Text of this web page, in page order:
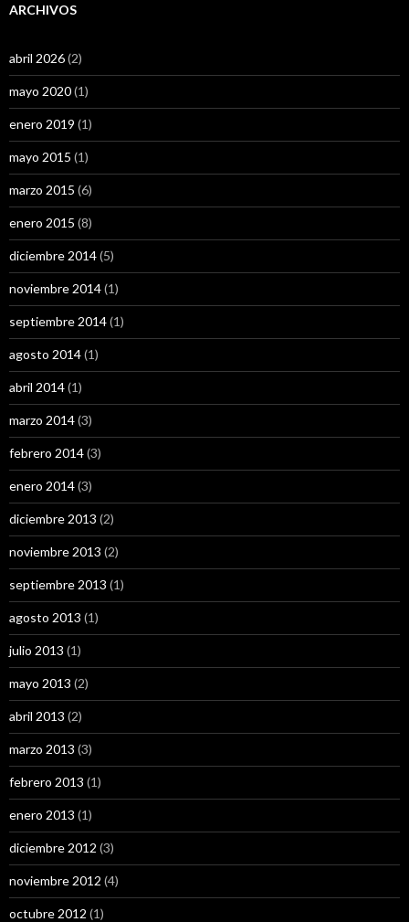
ARCHIVOS
abril 2026(2)
mayo 2020(1)
enero 2019 (1)
mayo 2015 (1)
marzo 2015 (6)
enero 2015 (8)
diciembre 2014(5)
noviembre 2014(1)
septiembre 2014(1)
agosto 2014(1)
abril 2014(1)
marzo 2014(3)
febrero 2014(3)
enero 2014(3)
diciembre 2013 (2)
noviembre 2013 (2)
septiembre 2013 (1)
agosto 2013 (1)
julio 2013 (1)
mayo 2013 (2)
abril 2013 (2)
marzo 2013 (3)
febrero 2013 (1)
enero 2013 (1)
diciembre 2012 (3)
noviembre 2012 (4)
octubre 2012 (1)